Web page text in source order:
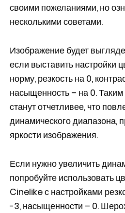
своими пожеланиями, но
несколькими советами.
Изображение будет
если выставить настройки
норму, резкость на 0,
насыщенность – на 0. Таким
станут отчетливее, что
динамического диапазона,
яркости изображения.
Если нужно увеличить
попробуйте использовать
Cinelike с настройками
-3, насыщенности – 0.